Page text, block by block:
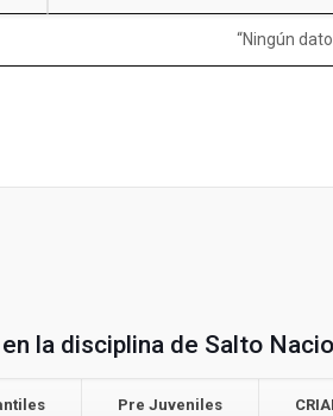
“Ningún
la disciplina de Salto
Pre Juveniles